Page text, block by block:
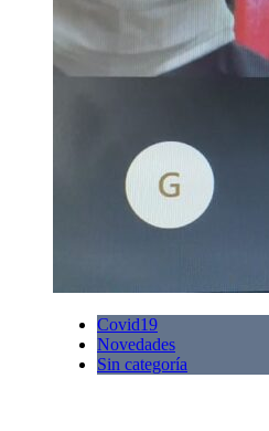
Covid19
Novedades
Sin categoría